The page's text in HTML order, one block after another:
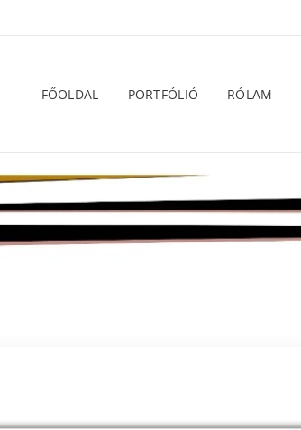
FŐOLDAL PORTFÓLIÓ RÓLAM